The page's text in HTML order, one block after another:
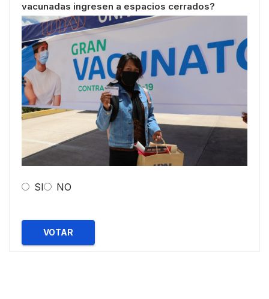
vacunadas ingresen a espacios cerrados?
SI NO
VOTAR